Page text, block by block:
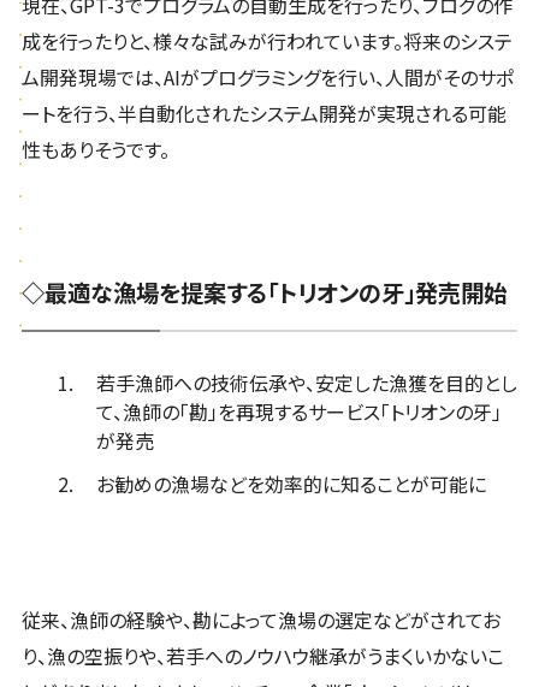
成を行ったりと、様々な試みが行われています。将来のシステ
ム開発現場では、AIがプログラミングを行い、人間がそのサポ
ートを行う、半自動化されたシステム開発が実現される可能
性もありそうです。
◇最適な漁場を提案する「トリオンの牙」発売開始
若手漁師への技術伝承や、安定した漁獲を目的とし
て、漁師の「勘」を再現するサービス「トリオンの牙」
が発売
お勧めの漁場などを効率的に知ることが可能に
従来、漁師の経験や、勘によって漁場の選定などがされてお
り、漁の空振りや、若手へのノウハウ継承がうまくいかないこ